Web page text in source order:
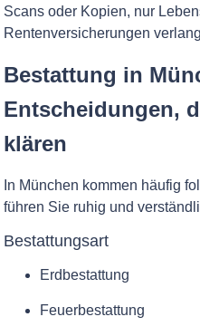
Scans oder Kopien, nur
Rentenversicherungen
Bestattung in
Entscheidungen,
klären
In München kommen häufig
führen Sie ruhig und
Bestattungsart
Erdbestattung
Feuerbestattung